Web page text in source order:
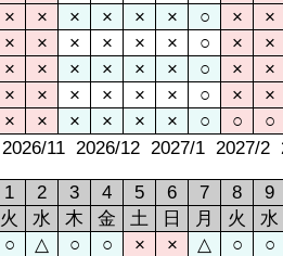
× × × × × × ○ ×
×
× × × × × × ○ ×
×
× × × × × × ○ ×
×
× × × × × × ○ ×
×
× × × × × × ○ ○
○
2026/11 2026/12 2027/1 2027/2
1 2 3 4 5 6 7 8
9
火
水 木 金 土 日 月 火
水
○ △ ○ ○ × × △ ○
○